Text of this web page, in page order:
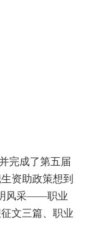
完成了第五届
资助政策想到
风采——职业
文三篇、职业